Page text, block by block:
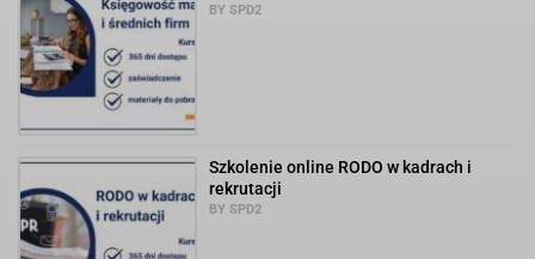
BY SPD2
Szkolenie online RODO w kadrach i
rekrutacji
BY SPD2